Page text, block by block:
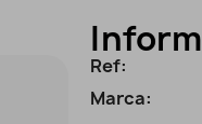
Ref:
Marca: